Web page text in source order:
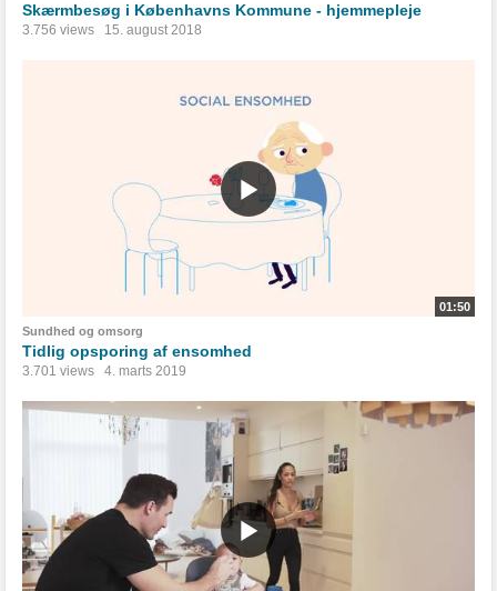
Skærmbesøg i Københavns Kommune - hjemmepleje
3.756 views 15. august 2018
01:50
Sundhed og omsorg
Tidlig opsporing af ensomhed
3.701 views 4. marts 2019